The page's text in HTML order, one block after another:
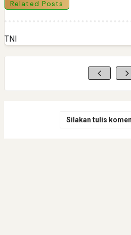
Related Posts
TNI
Silakan tulis